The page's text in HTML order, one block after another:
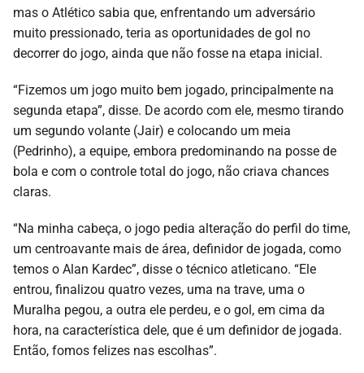
mas o Atlético sabia que, enfrentando um adversário
muito pressionado, teria as oportunidades de gol no
decorrer do jogo, ainda que não fosse na etapa inicial.
“Fizemos um jogo muito bem jogado, principalmente na
segunda etapa”, disse. De acordo com ele, mesmo tirando
um segundo volante (Jair) e colocando um meia
(Pedrinho), a equipe, embora predominando na posse de
bola e com o controle total do jogo, não criava chances
claras.
“Na minha cabeça, o jogo pedia alteração do perfil do time,
um centroavante mais de área, definidor de jogada, como
temos o Alan Kardec”, disse o técnico atleticano. “Ele
entrou, finalizou quatro vezes, uma na trave, uma o
Muralha pegou, a outra ele perdeu, e o gol, em cima da
hora, na característica dele, que é um definidor de jogada.
Então, fomos felizes nas escolhas”.